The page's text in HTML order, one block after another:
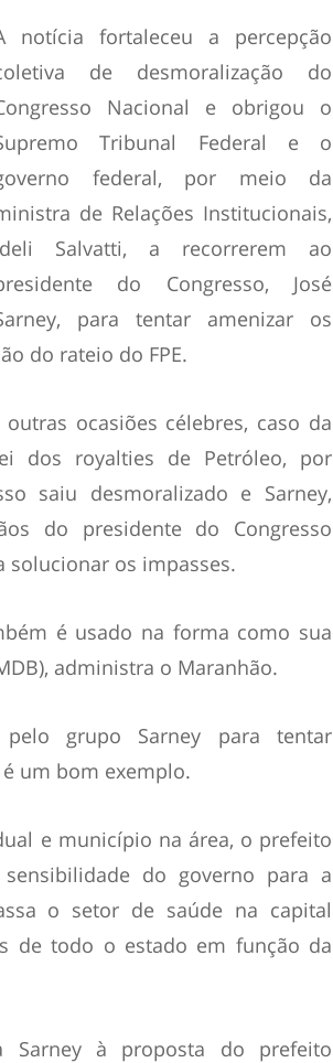
notícia fortaleceu a percepção
de desmoralização do
Nacional e obrigou o
Tribunal Federal e o
federal, por meio da
de Relações Institucionais,
Salvatti, a recorrerem ao
do Congresso, José
para tentar amenizar os
do rateio do FPE.
ocasiões célebres, caso da
dos royalties de Petróleo, por
saiu desmoralizado e Sarney,
do presidente do Congresso
solucionar os impasses.
é usado na forma como sua
administra o Maranhão.
grupo Sarney para tentar
um bom exemplo.
e município na área, o prefeito
do governo para a
o setor de saúde na capital
de todo o estado em função da
Sarney à proposta do prefeito